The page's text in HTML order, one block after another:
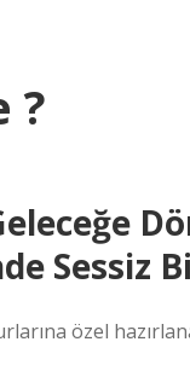
?
Sessiz
özel